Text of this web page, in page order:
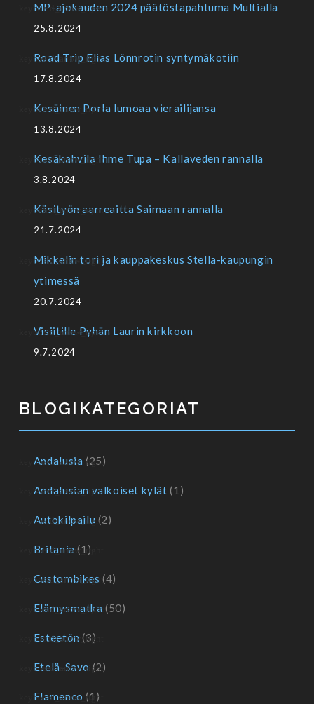
MP-ajokauden 2024 päätöstapahtuma Multialla
25.8.2024
Road Trip Elias Lönnrotin syntymäkotiin
17.8.2024
Kesäinen Porla lumoaa vierailijansa
13.8.2024
Kesäkahvila Ihme Tupa – Kallaveden rannalla
3.8.2024
Käsityön aarreaitta Saimaan rannalla
21.7.2024
Mikkelin tori ja kauppakeskus Stella-kaupungin
ytimessä
20.7.2024
Visiitille Pyhän Laurin kirkkoon
9.7.2024
BLOGIKATEGORIAT
Andalusia (25)
Andalusian valkoiset kylät (1)
Autokilpailu (2)
Britania (1)
Custombikes (4)
Elämysmatka (50)
Esteetön (3)
Etelä-Savo (2)
Flamenco (1)